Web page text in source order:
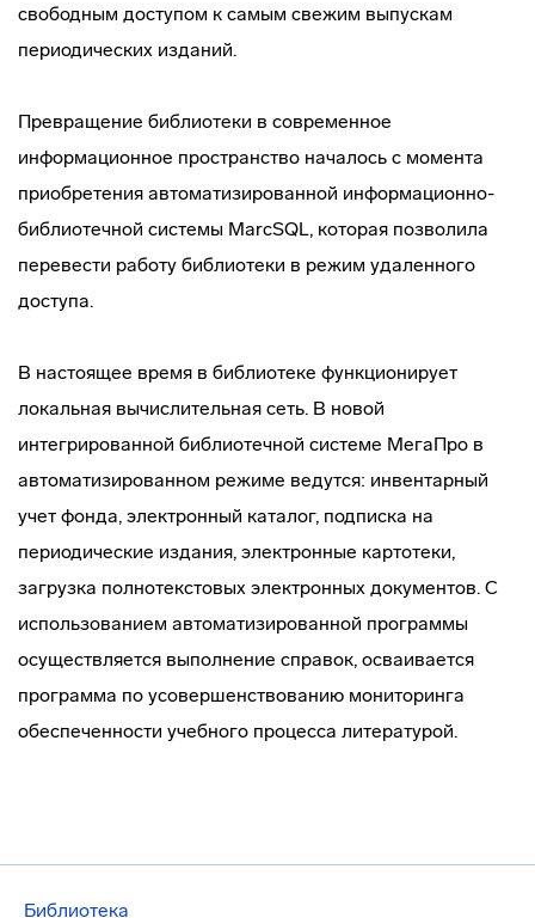
Библиотека
свободным доступом к самым свежим выпускам
периодических изданий.
Превращение библиотеки в современное
информационное пространство началось с момента
приобретения автоматизированной информационно-
библиотечной системы MarcSQL, которая позволила
перевести работу библиотеки в режим удаленного
доступа.
В настоящее время в библиотеке функционирует
локальная вычислительная сеть. В новой
интегрированной библиотечной системе МегаПро в
автоматизированном режиме ведутся: инвентарный
учет фонда, электронный каталог, подписка на
периодические издания, электронные картотеки,
загрузка полнотекстовых электронных документов. С
использованием автоматизированной программы
осуществляется выполнение справок, осваивается
программа по усовершенствованию мониторинга
обеспеченности учебного процесса литературой.